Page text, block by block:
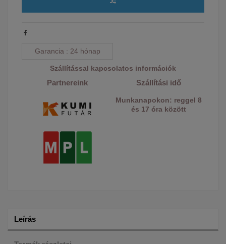
Garancia 24 hónap
Szállítással kapcsolatos információk
Partnereink Szállítási idő
Munkanapokon: reggel 8
és 17 óra között
Leírás